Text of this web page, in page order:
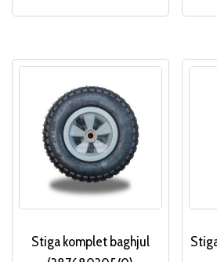
Stiga komplet baghjul